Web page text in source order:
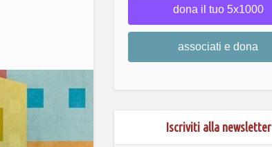
dona il tuo 5x1000
associati e dona
Iscriviti alla newsletter